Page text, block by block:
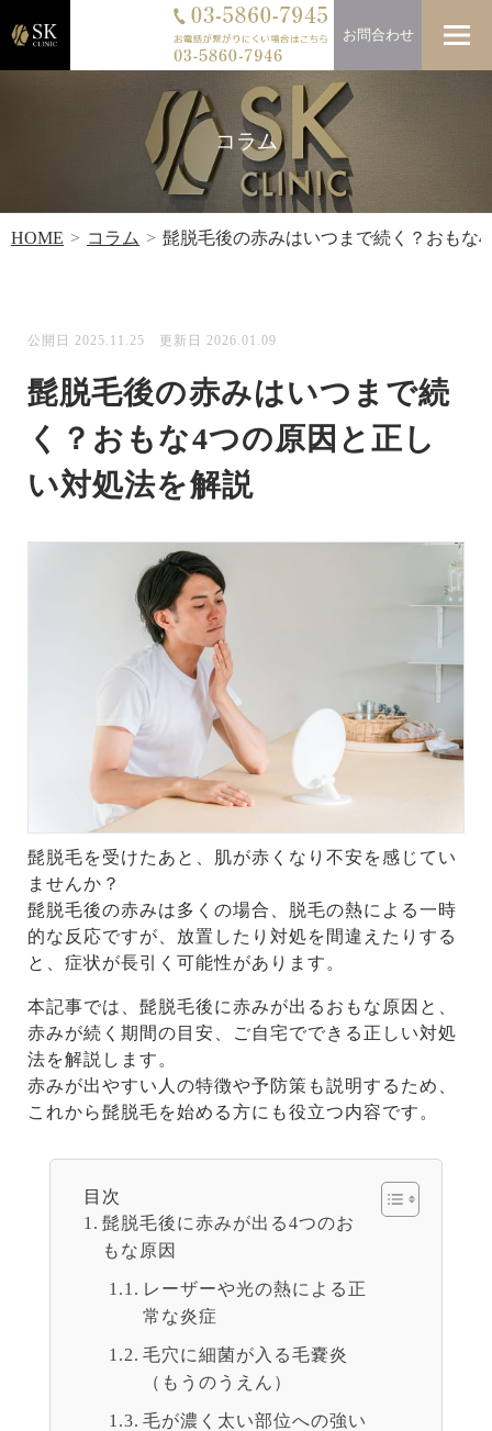
お問合わせ
コラム
HOME コラム 髭脱毛後の赤みはいつまで続く？おもな
公開日 2025.11.25 更新日 2026.01.09
髭脱毛後の赤みはいつまで続
く？おもな4つの原因と正し
い対処法を解説
髭脱毛を受けたあと、肌が赤くなり不安を感じてい
ませんか？
髭脱毛後の赤みは多くの場合、脱毛の熱による一時
的な反応ですが、放置したり対処を間違えたりする
と、症状が長引く可能性があります。
本記事では、髭脱毛後に赤みが出るおもな原因と、
赤みが続く期間の目安、ご自宅でできる正しい対処
法を解説します。
赤みが出やすい人の特徴や予防策も説明するため、
これから髭脱毛を始める方にも役立つ内容です。
目次
髭脱毛後に赤みが出る4つのお
もな原因
レーザーや光の熱による正
常な炎症
毛穴に細菌が入る毛嚢炎
（もうのうえん）
毛が濃く太い部位への強い